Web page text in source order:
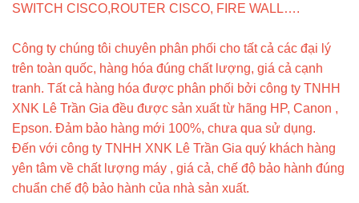
SWITCH CISCO,ROUTER CISCO, FIRE WALL….
Công ty chúng tôi chuyên phân phối cho tất cả các đại lý
trên toàn quốc, hàng hóa đúng chất lượng, giá cả cạnh
tranh. Tất cả hàng hóa được phân phối bởi công ty TNHH
XNK Lê Trần Gia đều được sản xuất từ hãng HP, Canon ,
Epson. Đảm bảo hàng mới 100%, chưa qua sử dụng.
Đến với công ty TNHH XNK Lê Trần Gia quý khách hàng
yên tâm về chất lượng máy , giá cả, chế độ bảo hành đúng
chuẩn chế độ bảo hành của nhà sản xuất.